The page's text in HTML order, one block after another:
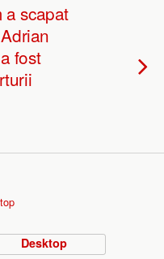
a scapat
fost
Desktop